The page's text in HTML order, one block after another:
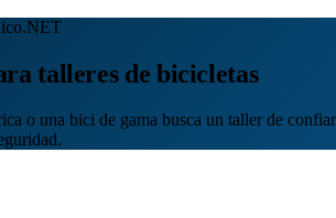
talleres de bicicletas
o una bici de gama busca un taller de